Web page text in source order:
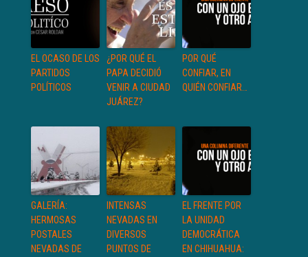
EL OCASO DE LOS
PARTIDOS
POLÍTICOS
¿POR QUÉ EL
PAPA DECIDIÓ
VENIR A CIUDAD
JUÁREZ?
POR QUÉ
CONFIAR, EN
QUIÉN CONFIAR…
GALERÍA:
HERMOSAS
POSTALES
NEVADAS DE
INTENSAS
NEVADAS EN
DIVERSOS
PUNTOS DE
EL FRENTE POR
LA UNIDAD
DEMOCRÁTICA
EN CHIHUAHUA: